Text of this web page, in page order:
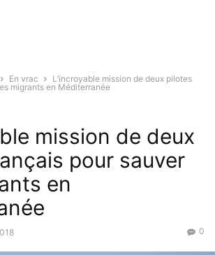
En vrac
L’incroyable mission de deux pilotes
migrants en Méditerranée
mission de deux
pour sauver
en
0